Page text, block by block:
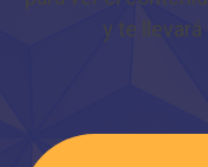
y te llevará